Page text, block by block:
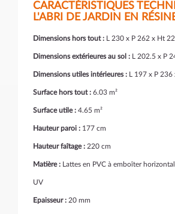
CARACTÉRISTIQUES
L'ABRI DE JARDIN EN
Dimensions hors tout : L 230 x P 262 x Ht
Dimensions extérieures au sol : L 202.5 x P
Dimensions utiles intérieures : L 197 x P
Surface hors tout : 6.03 m²
Surface utile : 4.65 m²
Hauteur paroi : 177 cm
Hauteur faîtage : 220 cm
Matière : Lattes en PVC à emboîter
UV
Epaisseur : 20 mm